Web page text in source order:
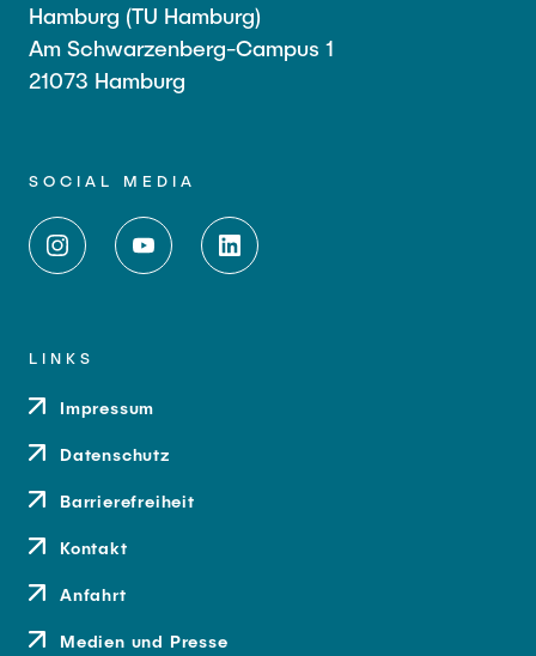
Hamburg (TU Hamburg)
Am Schwarzenberg-Campus 1
21073 Hamburg
SOCIAL MEDIA
LINKS
Impressum
Datenschutz
Barrierefreiheit
Kontakt
Anfahrt
Medien und Presse